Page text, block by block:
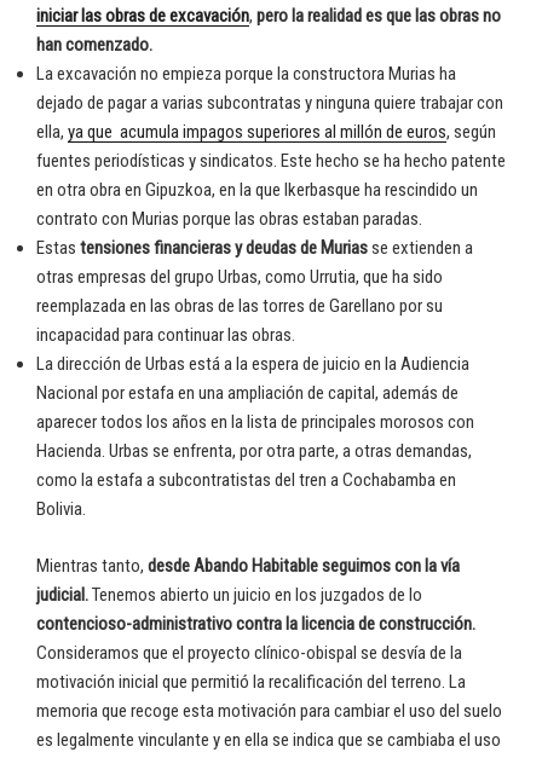
iniciar las obras de excavación, pero la realidad es que las obras no
han comenzado.
La excavación no empieza porque la constructora Murias ha
dejado de pagar a varias subcontratas y ninguna quiere trabajar con
ella, ya que acumula impagos superiores al millón de euros, según
fuentes periodísticas y sindicatos. Este hecho se ha hecho patente
en otra obra en Gipuzkoa, en la que Ikerbasque ha rescindido un
contrato con Murias porque las obras estaban paradas.
Estas tensiones financieras y deudas de Muriasse extienden a
otras empresas del grupo Urbas, como Urrutia, que ha sido
reemplazada en las obras de las torres de Garellano por su
incapacidad para continuar las obras.
La dirección de Urbas está a la espera de juicio en la Audiencia
Nacional por estafa en una ampliación de capital, además de
aparecer todos los años en la lista de principales morosos con
Hacienda. Urbas se enfrenta, por otra parte, a otras demandas,
como la estafa a subcontratistas del tren a Cochabamba en
Bolivia.
Mientras tanto, desde Abando Habitable seguimos con la vía
judicial.Tenemos abierto un juicio en los juzgados de lo
contencioso-administrativo contra la licencia de construcción.
Consideramos que el proyecto clínico-obispal se desvía de la
motivación inicial que permitió la recalificación del terreno. La
memoria que recoge esta motivación para cambiar el uso del suelo
es legalmente vinculante y en ella se indica que se cambiaba el uso